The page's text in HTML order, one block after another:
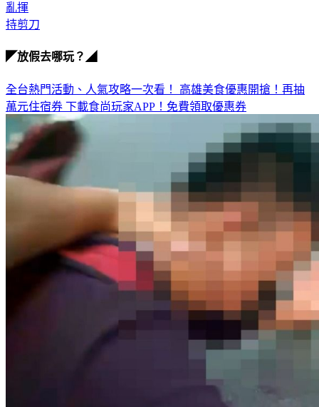
亂揮
持剪刀
◤放假去哪玩？◢
全台熱門活動、人氣攻略一次看！ 高雄美食優惠開搶！再抽
萬元住宿券 下載食尚玩家APP！免費領取優惠券